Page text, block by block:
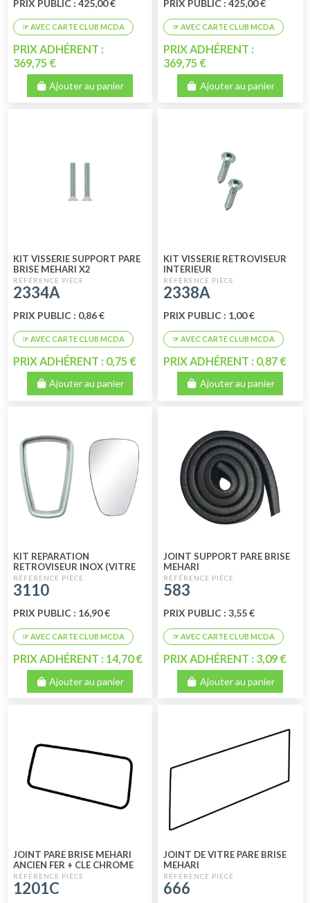
PRIX PUBLIC : 425,00 €
PRIX ADHÉRENT :
369,75 €
Ajouter au panier
PRIX PUBLIC : 425,00 €
PRIX ADHÉRENT :
369,75 €
Ajouter au panier
KIT VISSERIE SUPPORT PARE
BRISE MEHARI X2
2334A
PRIX PUBLIC : 0,86 €
PRIX ADHÉRENT : 0,75 €
Ajouter au panier
KIT VISSERIE RETROVISEUR
INTERIEUR
2338A
PRIX PUBLIC : 1,00 €
PRIX ADHÉRENT : 0,87 €
Ajouter au panier
KIT REPARATION
RETROVISEUR INOX (VITRE
ET JOINT)
3110
PRIX PUBLIC : 16,90 €
PRIX ADHÉRENT : 14,70 €
Ajouter au panier
JOINT SUPPORT PARE BRISE
MEHARI
583
PRIX PUBLIC : 3,55 €
PRIX ADHÉRENT : 3,09 €
Ajouter au panier
JOINT PARE BRISE MEHARI
ANCIEN FER + CLE CHROME
1201C
JOINT DE VITRE PARE BRISE
MEHARI
666